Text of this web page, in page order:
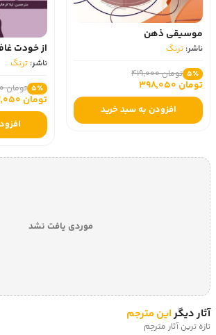
موسیقی ذهن
ناشر: ترنگ
5٪ تومان 419,000
تومان 398,050
افزودن به سبد خرید
از خودت
ناشر: ترنگ
5٪ تومان 639,000
تومان 607,050
موردی یافت نشد
آثار دیگراین مترجم
تازه ترین آثار مترجم